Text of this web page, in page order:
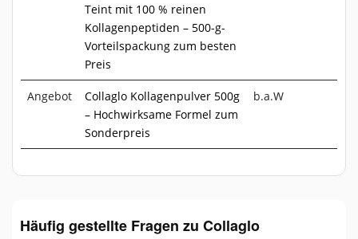
Teint mit 100 % reinen
Kollagenpeptiden – 500-g-
Vorteilspackung zum besten
Preis
Angebot
Collaglo Kollagenpulver 500g
– Hochwirksame Formel zum
Sonderpreis
b.a.W
Häufig gestellte Fragen zu Collaglo